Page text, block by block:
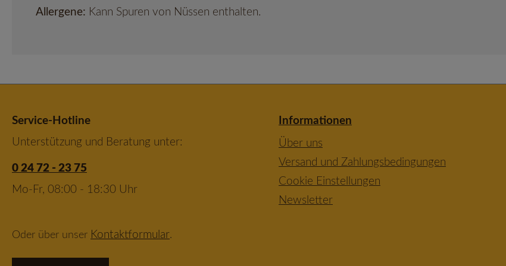
Allergene: Kann Spuren von Nüssen enthalten.
Service-Hotline
Unterstützung und Beratung unter:
0 24 72 - 23 75
Mo-Fr, 08:00 - 18:30 Uhr
Oder über unser Kontaktformular.
Informationen
Über uns
Versand und Zahlungsbedingungen
Cookie Einstellungen
Newsletter